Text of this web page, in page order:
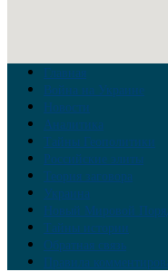
Главная
Война на Украине
Новости
Аналитика
Тайны Геополитики
Российские элиты
Теория заговора
Украина
Новый Мировой
Тайны истории
Обратная связь
Правила